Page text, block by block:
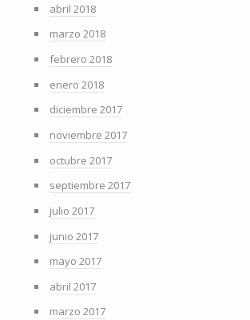
abril 2018
marzo 2018
febrero 2018
enero 2018
diciembre 2017
noviembre 2017
octubre 2017
septiembre 2017
julio 2017
junio 2017
mayo 2017
abril 2017
marzo 2017